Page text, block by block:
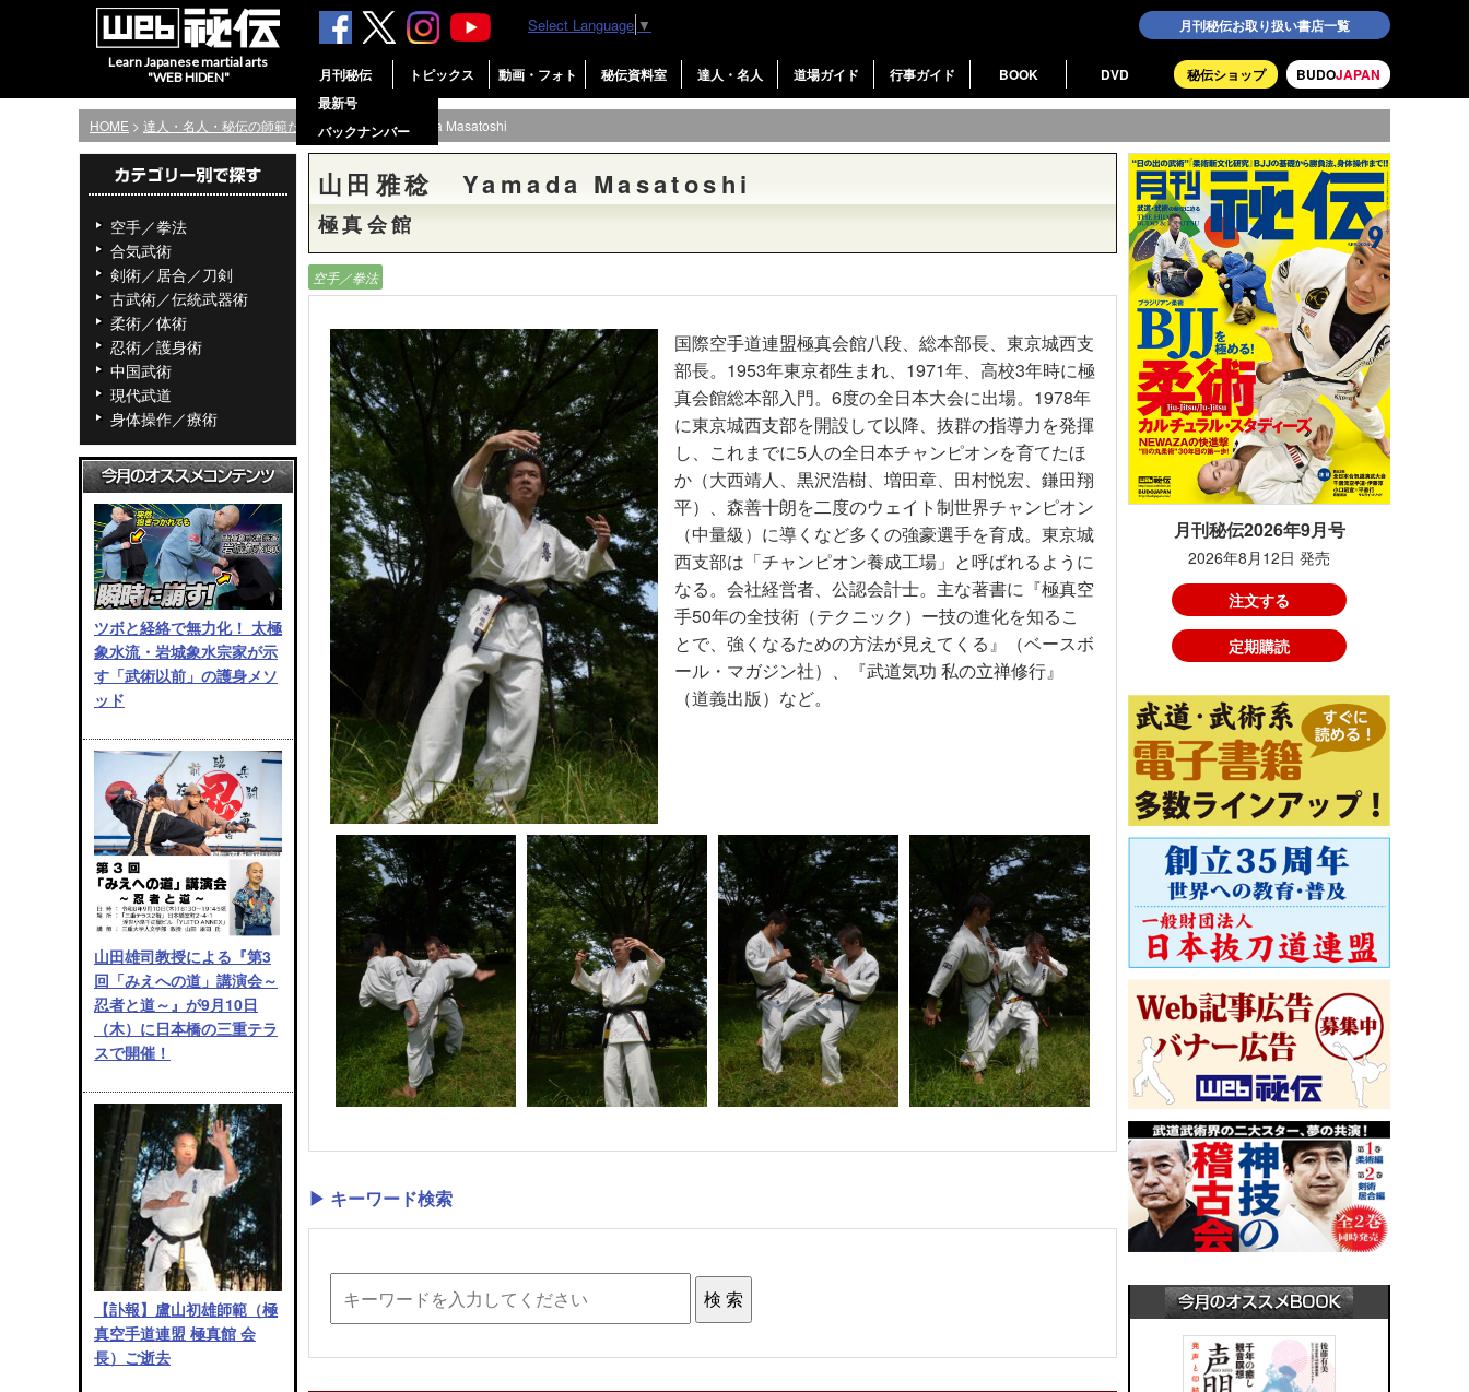
Learn Japanese martial arts
"WEB HIDEN"
月刊秘伝お取り扱い書店一覧
BUDOJAPAN
秘伝ショップ
月刊秘伝
最新号
バックナンバー
トピックス 動画・フォト 秘伝資料室 達人・名人 道場ガイド 行事ガイド BOOK DVD
Select Language ▼
HOME > 達人・名人・秘伝の師範たち > 山田雅稔 Yamada Masatoshi
空手／拳法
合気武術
剣術／居合／刀剣
古武術／伝統武器術
柔術／体術
忍術／護身術
中国武術
現代武道
身体操作／療術
ツボと経絡で無力化！ 太極
象水流・岩城象水宗家が示
す「武術以前」の護身メソ
ッド
山田雄司教授による『第3
回「みえへの道」講演会～
忍者と道～』が9月10日
（木）に日本橋の三重テラ
スで開催！
【訃報】盧山初雄師範（極
真空手道連盟 極真館 会
長）ご逝去
山田雅稔 Yamada Masatoshi
極真会館
空手／拳法
国際空手道連盟極真会館八段、総本部長、東京城西支
部長。1953年東京都生まれ、1971年、高校3年時に極
真会館総本部入門。6度の全日本大会に出場。1978年
に東京城西支部を開設して以降、抜群の指導力を発揮
し、これまでに5人の全日本チャンピオンを育てたほ
か（大西靖人、黒沢浩樹、増田章、田村悦宏、鎌田翔
平）、森善十朗を二度のウェイト制世界チャンピオン
（中量級）に導くなど多くの強豪選手を育成。東京城
西支部は「チャンピオン養成工場」と呼ばれるように
なる。会社経営者、公認会計士。主な著書に『極真空
手50年の全技術（テクニック）ー技の進化を知るこ
とで、強くなるための方法が見えてくる』（ベースボ
ール・マガジン社）、『武道気功 私の立禅修行』
（道義出版）など。
▶ キーワード検索
月刊秘伝2026年9月号
2026年8月12日 発売
注文する
定期購読